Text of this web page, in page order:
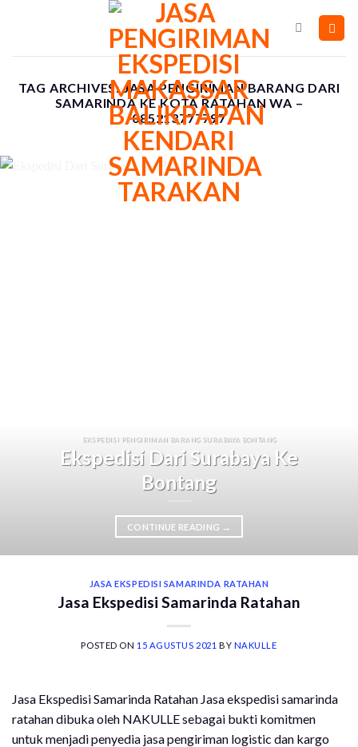
TAG ARCHIVES:JASA PENGIRIMAN BARANG DARI
SAMARINDA KE KOTA RATAHAN WA –
085213777797
EKSPEDISI PENGIRIMAN BARANG SURABAYA BONTANG
Ekspedisi Dari Surabaya Ke
Bontang
CONTINUE READING →
JASA EKSPEDISI SAMARINDA RATAHAN
Jasa Ekspedisi Samarinda Ratahan
POSTED ON 15 AGUSTUS 2021 BY NAKULLE
Jasa Ekspedisi Samarinda Ratahan Jasa ekspedisi samarinda
ratahan dibuka oleh NAKULLE sebagai bukti komitmen
untuk menjadi penyedia jasa pengiriman logistic dan kargo